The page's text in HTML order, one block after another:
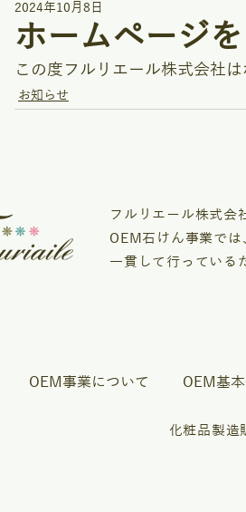
ホームページ
2024年10月8日
この度フルリエール株式会社
お知らせ
フルリエール株式会
OEM石けん事業で
一貫して行っている
OEM事業について OEM基
化粧品製